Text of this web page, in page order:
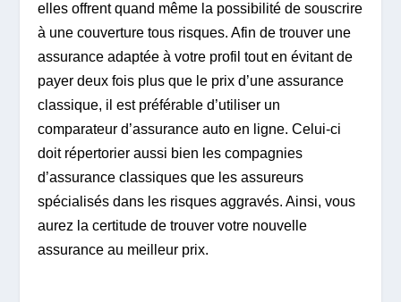
elles offrent quand même la possibilité de souscrire
à une couverture tous risques. Afin de trouver une
assurance adaptée à votre profil tout en évitant de
payer deux fois plus que le prix d’une assurance
classique, il est préférable d’utiliser un
comparateur d’assurance auto en ligne. Celui-ci
doit répertorier aussi bien les compagnies
d’assurance classiques que les assureurs
spécialisés dans les risques aggravés. Ainsi, vous
aurez la certitude de trouver votre nouvelle
assurance au meilleur prix.